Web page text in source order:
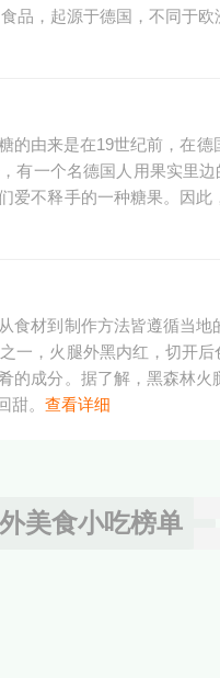
品，起源于德国，不同于
由来是在19世纪前，在
一个名德国人用果实里边
爱不释手的一种糖果。因
食材到制作方法皆遵循当
一，火腿外黑内红，切开
成分。据了解，黑森林
。 查看详细
美食小吃榜单